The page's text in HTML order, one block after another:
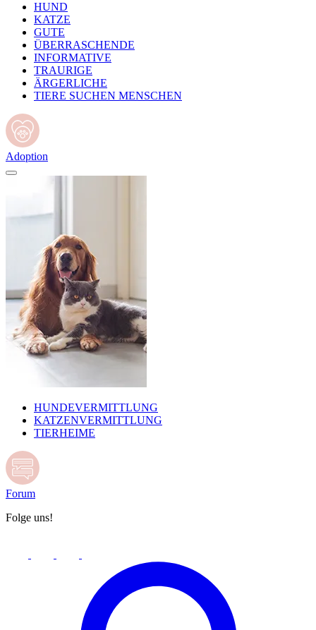
HUND
KATZE
GUTE
ÜBERRASCHENDE
INFORMATIVE
TRAURIGE
ÄRGERLICHE
TIERE SUCHEN MENSCHEN
Adoption
HUNDEVERMITTLUNG
KATZENVERMITTLUNG
TIERHEIME
Forum
Folge uns!